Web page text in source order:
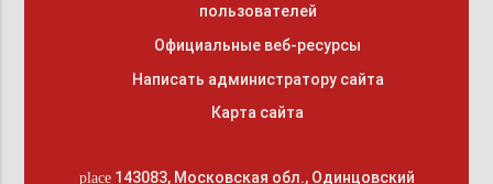
пользователей
Официальные веб-ресурсы
Написать администратору сайта
Карта сайта
place 143083, Московская обл., Одинцовский